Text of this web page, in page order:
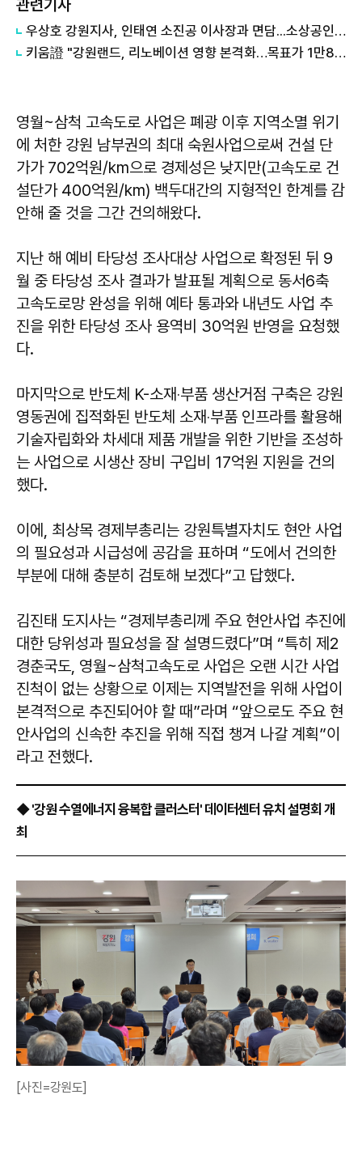
관련기사
우상호 강원지사, 인태연 소진공 이사장과 면담...소상공인·전통시장 지원 협력체계 구축
키움證 "강원랜드, 리노베이션 영향 본격화…목표가 1만8000원 하향"
영월~삼척 고속도로 사업은 폐광 이후 지역소멸 위기
에 처한 강원 남부권의 최대 숙원사업으로써 건설 단
가가 702억원/km으로 경제성은 낮지만(고속도로 건
설단가 400억원/km) 백두대간의 지형적인 한계를 감
안해 줄 것을 그간 건의해왔다.
지난 해 예비 타당성 조사대상 사업으로 확정된 뒤 9
월 중 타당성 조사 결과가 발표될 계획으로 동서6축
고속도로망 완성을 위해 예타 통과와 내년도 사업 추
진을 위한 타당성 조사 용역비 30억원 반영을 요청했
다.
마지막으로 반도체 K-소재‧부품 생산거점 구축은 강원
영동권에 집적화된 반도체 소재‧부품 인프라를 활용해
기술자립화와 차세대 제품 개발을 위한 기반을 조성하
는 사업으로 시생산 장비 구입비 17억원 지원을 건의
했다.
이에, 최상목 경제부총리는 강원특별자치도 현안 사업
의 필요성과 시급성에 공감을 표하며 “도에서 건의한
부분에 대해 충분히 검토해 보겠다”고 답했다.
김진태 도지사는 “경제부총리께 주요 현안사업 추진에
대한 당위성과 필요성을 잘 설명드렸다”며 “특히 제2
경춘국도, 영월~삼척고속도로 사업은 오랜 시간 사업
진척이 없는 상황으로 이제는 지역발전을 위해 사업이
본격적으로 추진되어야 할 때”라며 “앞으로도 주요 현
안사업의 신속한 추진을 위해 직접 챙겨 나갈 계획”이
라고 전했다.
◆ '강원 수열에너지 융복합 클러스터' 데이터센터 유치 설명회 개
최
[사진=강원도]